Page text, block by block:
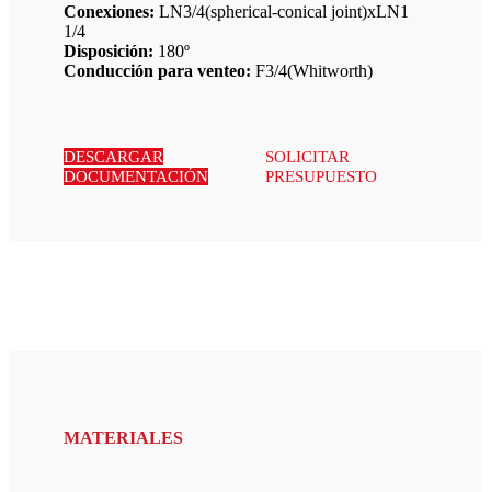
Conexiones: LN3/4(spherical-conical joint)xLN1
1/4
Disposición: 180º
Conducción para venteo: F3/4(Whitworth)
DESCARGAR
DOCUMENTACIÓN
SOLICITAR
PRESUPUESTO
MATERIALES